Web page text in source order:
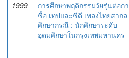
1999
การศึกษาพฤติกรรมวัยรุ่นต่อก
ซื้อ เทปและซีดี เพลงไทยสากล
ศึกษากรณี : นักศึกษาระดับ
อุดมศึกษาในกรุงเทพมหานคร